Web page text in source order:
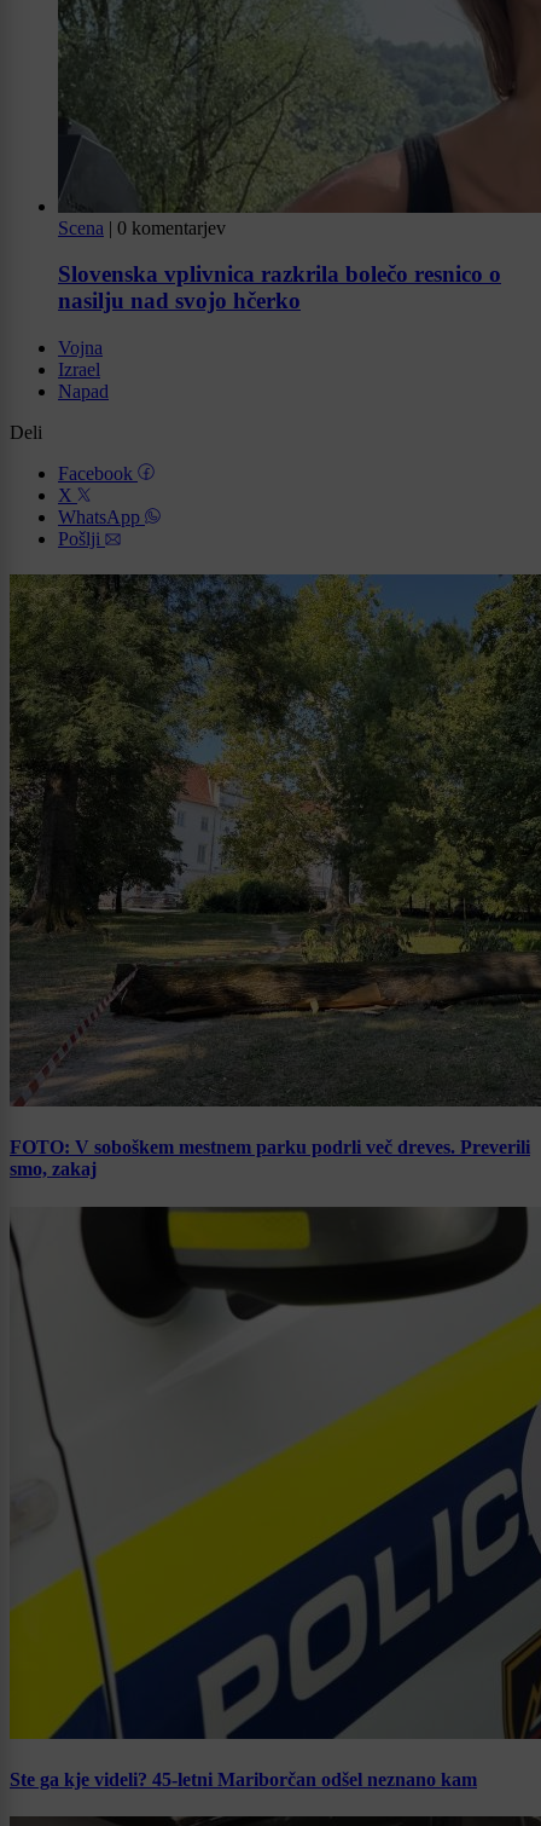
Scena | 0 komentarjev
Slovenska vplivnica razkrila bolečo resnico o
nasilju nad svojo hčerko
Vojna
Izrael
Napad
Deli
Facebook
X
WhatsApp
Pošlji
FOTO: V soboškem mestnem parku podrli več dreves. Preverili
smo, zakaj
Ste ga kje videli? 45-letni Mariborčan odšel neznano kam